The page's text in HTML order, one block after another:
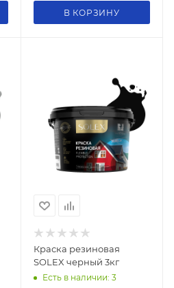
В КОРЗИНУ
Краска резиновая
SOLEX черный 3кг
Есть в наличии: 3